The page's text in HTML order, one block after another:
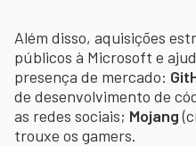
Além disso, aquisições
públicos à Microsoft e
presença de mercado:
de desenvolvimento de
as redes sociais; Mojang
trouxe os gamers.